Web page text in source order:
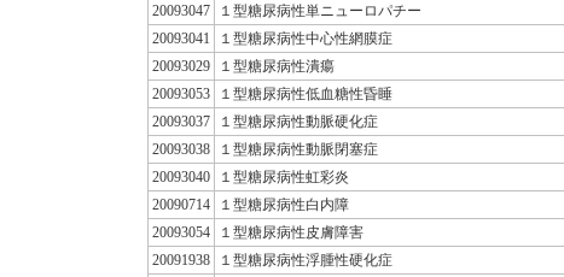
20093047
１型糖尿病性単ニューロパチー
20093041
１型糖尿病性中心性網膜症
20093029
１型糖尿病性潰瘍
20093053
１型糖尿病性低血糖性昏睡
20093037
１型糖尿病性動脈硬化症
20093038
１型糖尿病性動脈閉塞症
20093040
１型糖尿病性虹彩炎
20090714
１型糖尿病性白内障
20093054
１型糖尿病性皮膚障害
20091938
１型糖尿病性浮腫性硬化症